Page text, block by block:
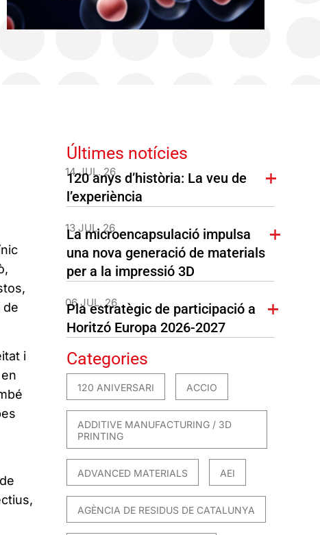
de
i
Últimes notícies
14 JUL. 26
120 anys d’història: La veu de
l’experiència
13 JUL. 26
La microencapsulació impulsa
una nova generació de materials
per a la impressió 3D
06 JUL. 26
Pla estratègic de participació a
Horitzó Europa 2026-2027
Categories
120 ANIVERSARI ACCIO
ADDITIVE MANUFACTURING / 3D
PRINTING
ADVANCED MATERIALS AEI
AGÈNCIA DE RESIDUS DE CATALUNYA